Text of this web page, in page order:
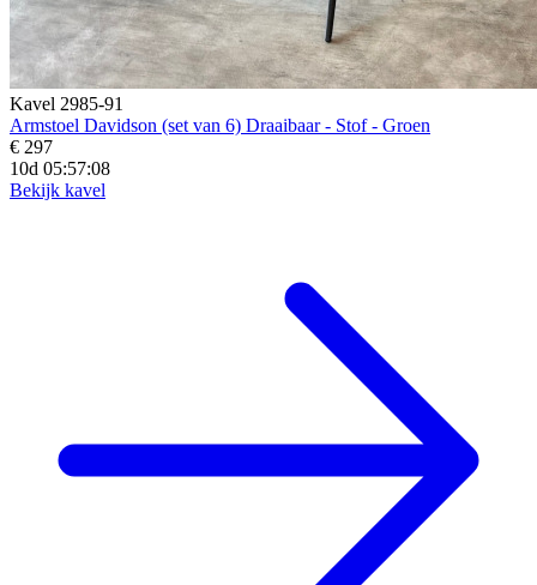
Kavel 2985-91
Armstoel Davidson (set van 6) Draaibaar - Stof - Groen
€ 297
10d 05:57:07
Bekijk kavel